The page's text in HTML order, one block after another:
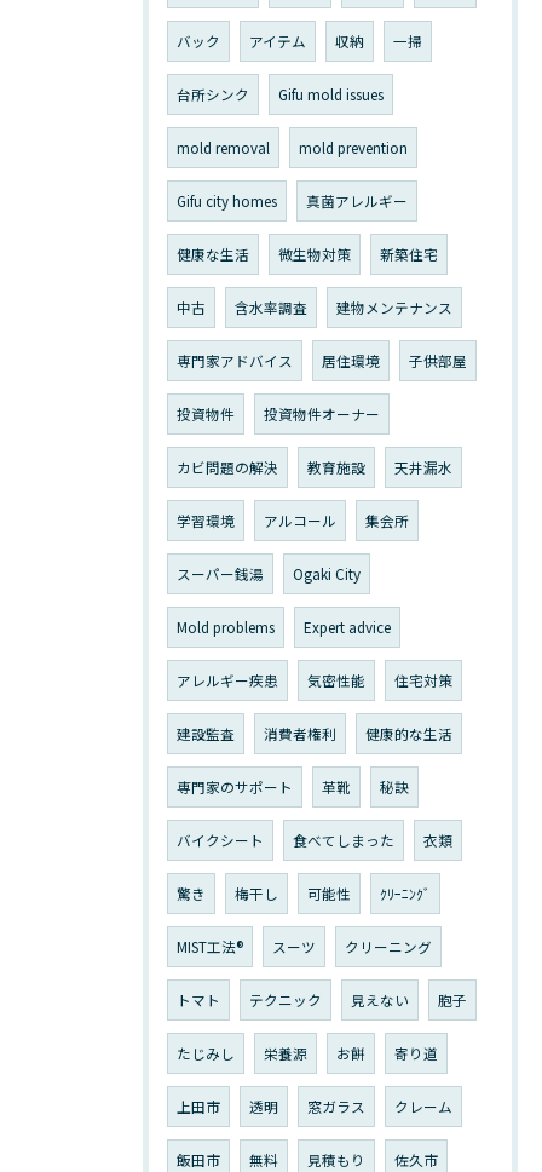
バック アイテム 収納 一掃
台所シンク Gifu mold issues
mold removal mold prevention
Gifu city homes 真菌アレルギー
健康な生活 微生物対策 新築住宅
中古 含水率調査 建物メンテナンス
専門家アドバイス 居住環境 子供部屋
投資物件 投資物件オーナー
カビ問題の解決 教育施設 天井漏水
学習環境 アルコール 集会所
スーパー銭湯 Ogaki City
Mold problems Expert advice
アレルギー疾患 気密性能 住宅対策
建設監査 消費者権利 健康的な生活
専門家のサポート 革靴 秘訣
バイクシート 食べてしまった 衣類
驚き 梅干し 可能性 ｸﾘｰﾆﾝｸﾞ
MIST工法® スーツ クリーニング
トマト テクニック 見えない 胞子
たじみし 栄養源 お餅 寄り道
上田市 透明 窓ガラス クレーム
飯田市 無料 見積もり 佐久市